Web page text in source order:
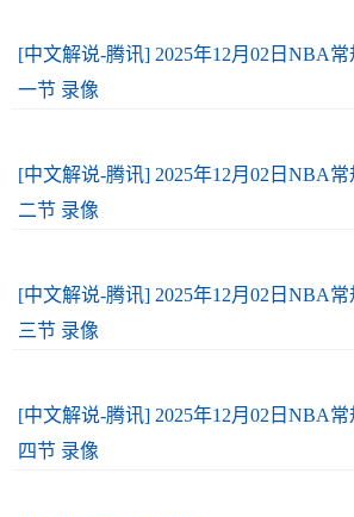
[中文解说-腾讯] 2025年12月02日NBA
一节 录像
[中文解说-腾讯] 2025年12月02日NBA
二节 录像
[中文解说-腾讯] 2025年12月02日NBA
三节 录像
[中文解说-腾讯] 2025年12月02日NBA
四节 录像